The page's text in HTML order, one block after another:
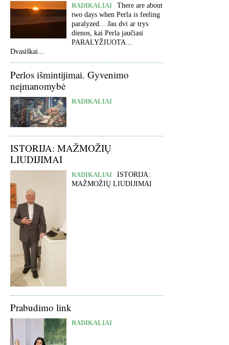
RADIKALIAI
There are about
two days when Perla is feeling
paralyzed... Jau dvi ar trys
dienos, kai Perla jaučiasi
PARALYŽIUOTA...
Dvasiškai...
Perlos išmintijimai. Gyvenimo
neįmanomybė
RADIKALIAI
ISTORIJA: MAŽMOŽIŲ
LIUDIJIMAI
RADIKALIAI
ISTORIJA:
MAŽMOŽIŲ LIUDIJIMAI
Prabudimo link
RADIKALIAI